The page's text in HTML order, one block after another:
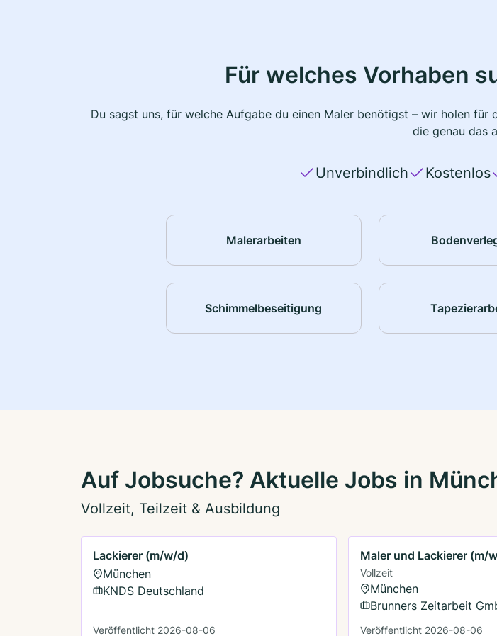
Für welches Vorhaben
Du sagst uns, für welche Aufgabe du einen Maler benötigst – wir holen
die genau das
Unverbindlich Kostenlos
Malerarbeiten
Schimmelbeseitigung
Auf Jobsuche? Aktuelle Jobs in
Vollzeit, Teilzeit & Ausbildung
Lackierer (m/w/d)
München
KNDS Deutschland
Veröffentlicht 2026-08-06
Maler und Lackierer (m/
Vollzeit
München
Brunners Zeitarbeit
Veröffentlicht 2026-08-06